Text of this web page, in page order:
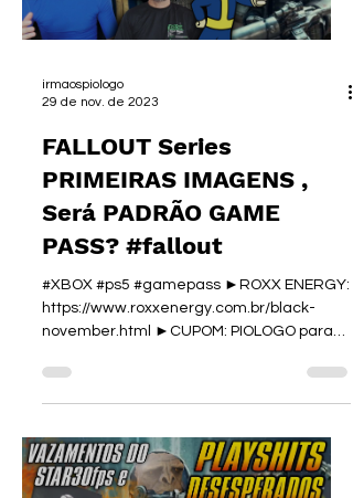
irmaospiologo
29 de nov. de 2023
FALLOUT Series
PRIMEIRAS IMAGENS ,
Será PADRÃO GAME
PASS? #fallout
#XBOX #ps5 #gamepass ►ROXX ENERGY:
https://www.roxxenergy.com.br/black-
november.html ►CUPOM: PIOLOGO para